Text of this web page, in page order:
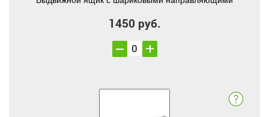
1450 руб.